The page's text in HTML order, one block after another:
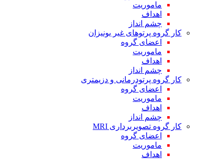
ماموریت
اهداف
چشم انداز
کار گروه پرتوهای غیر یونیزان
اعضای گروه
ماموریت
اهداف
چشم انداز
کار گروه پرتودرمانی و دزیمتری
اعضای گروه
ماموریت
اهداف
چشم انداز
کار گروه تصویربرداری MRI
اعضای گروه
ماموریت
اهداف